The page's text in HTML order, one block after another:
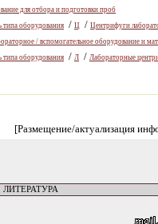
для отбора и подготовки проб
типа оборудования / Ц / Центрифуги
/ вспомогательное оборудование и
типа оборудования / Л / Лабораторные
[Размещение/актуализация
ЛИТЕРАТУРА